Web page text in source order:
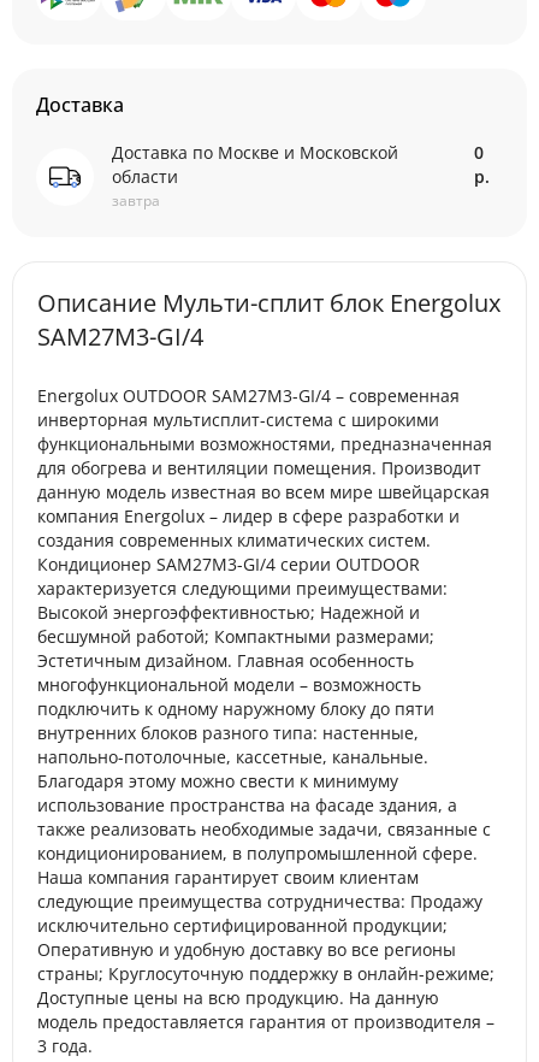
Доставка
Доставка по Москве и Московской
области
завтра
0
р.
Описание Мульти-сплит блок Energolux
SAM27M3-GI/4
Energolux OUTDOOR SAM27M3-GI/4 – современная
инверторная мультисплит-система с широкими
функциональными возможностями, предназначенная
для обогрева и вентиляции помещения. Производит
данную модель известная во всем мире швейцарская
компания Energolux – лидер в сфере разработки и
создания современных климатических систем.
Кондиционер SAM27M3-GI/4 серии OUTDOOR
характеризуется следующими преимуществами:
Высокой энергоэффективностью; Надежной и
бесшумной работой; Компактными размерами;
Эстетичным дизайном. Главная особенность
многофункциональной модели – возможность
подключить к одному наружному блоку до пяти
внутренних блоков разного типа: настенные,
напольно-потолочные, кассетные, канальные.
Благодаря этому можно свести к минимуму
использование пространства на фасаде здания, а
также реализовать необходимые задачи, связанные с
кондиционированием, в полупромышленной сфере.
Наша компания гарантирует своим клиентам
следующие преимущества сотрудничества: Продажу
исключительно сертифицированной продукции;
Оперативную и удобную доставку во все регионы
страны; Круглосуточную поддержку в онлайн-режиме;
Доступные цены на всю продукцию. На данную
модель предоставляется гарантия от производителя –
3 года.